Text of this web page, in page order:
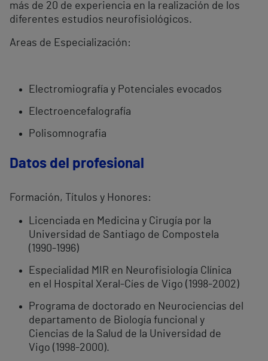
más de 20 de experiencia en la realización de los
diferentes estudios neurofisiológicos.
Areas de Especialización:
Electromiografía y Potenciales evocados
Electroencefalografía
Polisomnografia
Datos del profesional
Formación, Títulos y Honores:
Licenciada en Medicina y Cirugía por la
Universidad de Santiago de Compostela
(1990-1996)
Especialidad MIR en Neurofisiología Clínica
en el Hospital Xeral-Cíes de Vigo (1998-2002)
Programa de doctorado en Neurociencias del
departamento de Biología funcional y
Ciencias de la Salud de la Universidad de
Vigo (1998-2000).